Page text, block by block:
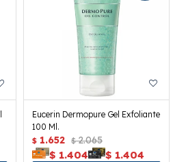
Eucerin Dermopure Gel Exfoliante
100 Ml.
$ 1.652 $ 2.065
$ 1.404 $ 1.404